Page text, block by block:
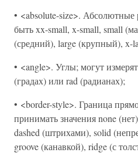
• <absolute-size>.
быть xx-small, x-small, small
(средний), large (крупный), x-
• <angle>. Углы; могут
(градах) или rad (радианах);
• <border-style>. Граница
принимать значения none
dashed (штрихами), solid
groove (канавкой), ridge (с